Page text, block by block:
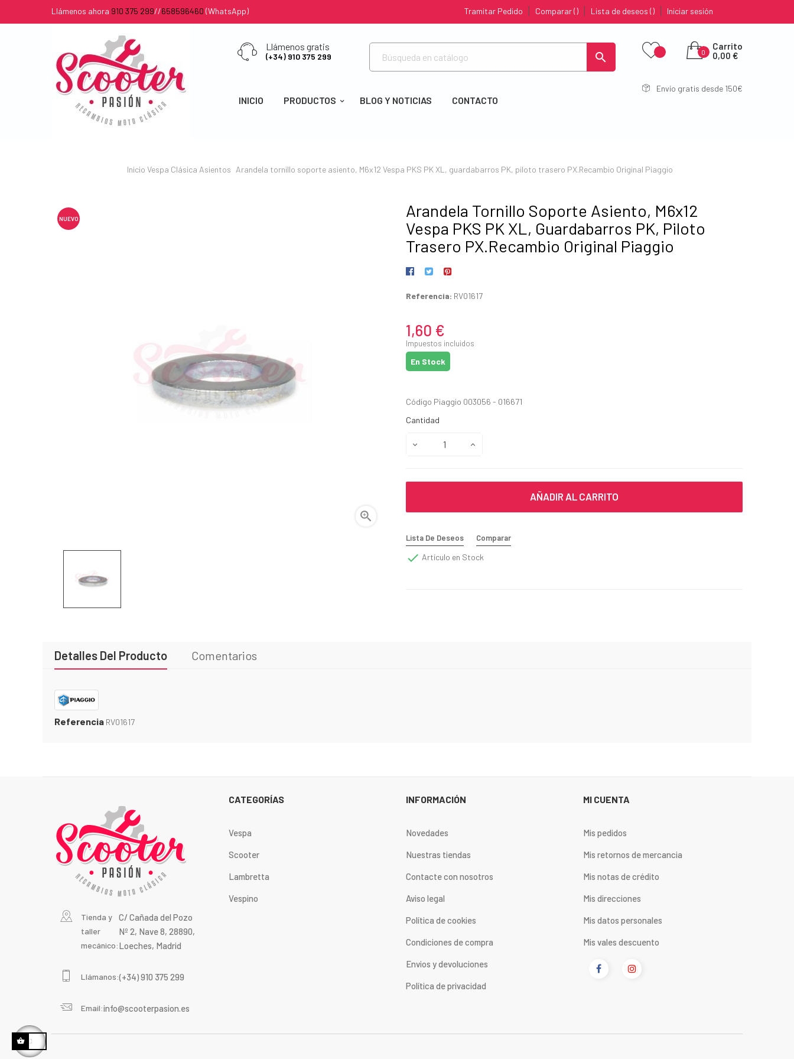
Llámenos ahora 910 375 299//658596460 (WhatsApp) Iniciar sesión
Lista de deseos
Comparar
Tramitar Pedido
Llámenos gratis
(+34) 910 375 299 
INICIO PRODUCTOS BLOG Y NOTICIAS CONTACTO
0
Carrito
0,00 €
Envío gratis desde 150€
Inicio Vespa Clásica Asientos Arandela tornillo soporte asiento, M6x12 Vespa PKS PK XL, guardabarros PK, piloto trasero PX.Recambio Original Piaggio
NUEVO

Arandela Tornillo Soporte Asiento, M6x12
Vespa PKS PK XL, Guardabarros PK, Piloto
Trasero PX.Recambio Original Piaggio
Referencia: RV01617
1,60 €
Impuestos incluidos
En Stock
Código Piaggio 003056 - 016671
Cantidad
AÑADIR AL CARRITO
Lista De Deseos Comparar
 Artículo en Stock
Detalles Del Producto Comentarios
Referencia RV01617
Tienda y
taller
mecánico:
C/ Cañada del Pozo
Nº 2, Nave 8, 28890,
Loeches, Madrid
Llámanos:(+34) 910 375 299
Email:info@scooterpasion.es
CATEGORÍAS
Vespa
Scooter
Lambretta
Vespino
INFORMACIÓN
Novedades
Nuestras tiendas
Contacte con nosotros
Aviso legal
Política de cookies
Condiciones de compra
Envios y devoluciones
Política de privacidad
MI CUENTA
Mis pedidos
Mis retornos de mercancia
Mis notas de crédito
Mis direcciones
Mis datos personales
Mis vales descuento